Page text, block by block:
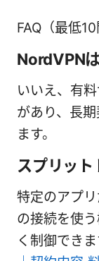
FAQ（最低10
NordVPN
いいえ、有
があり、長
ます。
スプリット
特定のアプ
の接続を使
く制御できま